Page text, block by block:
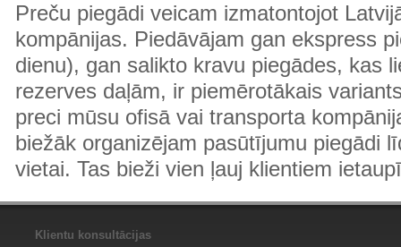
Preču piegādi veicam izmatontojot
kompānijas. Piedāvājam gan ekspress
dienu), gan salikto kravu piegādes, kas
rezerves daļām, ir piemērotākais
preci mūsu ofisā vai transporta
biežāk organizējam pasūtījumu piegādi
vietai. Tas bieži vien ļauj klientiem
Klientu konsultācijas